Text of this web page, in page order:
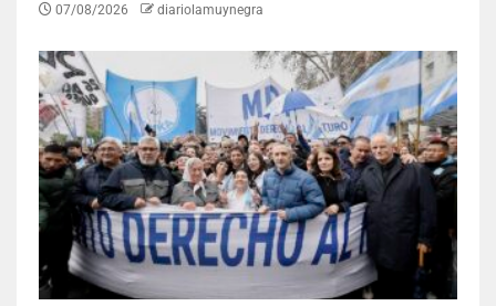
07/08/2026 diariolamuynegra